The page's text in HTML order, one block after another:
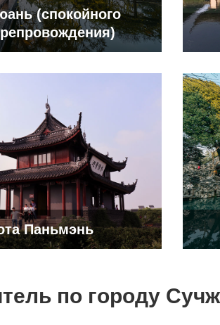
(спокойного
Паньмэнь
по городу